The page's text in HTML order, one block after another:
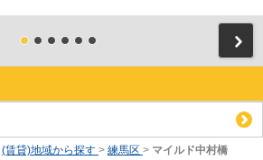
(賃貸)地域から探す > 練馬区 > マイルド中村橋